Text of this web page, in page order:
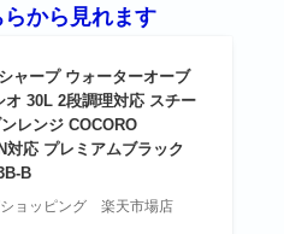
から見れます
ャープ ウォーターオーブ
オ 30L 2段調理対応 スチー
レンジ COCORO
対応 プレミアムブラック
B
ョッピング 楽天市場店